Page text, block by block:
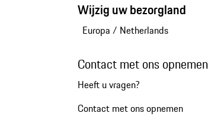
Wijzig uw bezorgland
Europa / Netherlands
Contact met ons opnemen
Heeft u vragen?
Contact met ons opnemen